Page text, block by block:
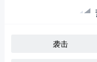
袭击